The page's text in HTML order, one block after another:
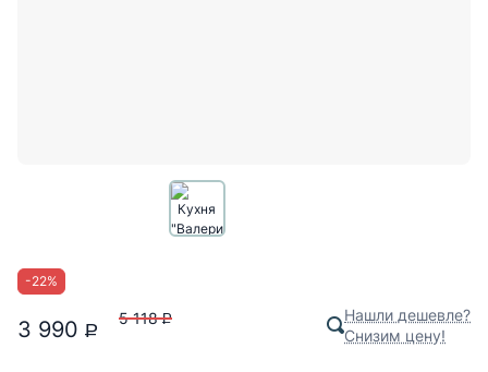
-22%
3 990 P
5 118 P
Нашли дешевле?
Снизим цену!